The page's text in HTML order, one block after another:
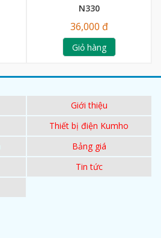
N330
36,000 đ
Giỏ hàng
Giới thiệu
Thiết bị điện Kumho
Bảng giá
Tin tức